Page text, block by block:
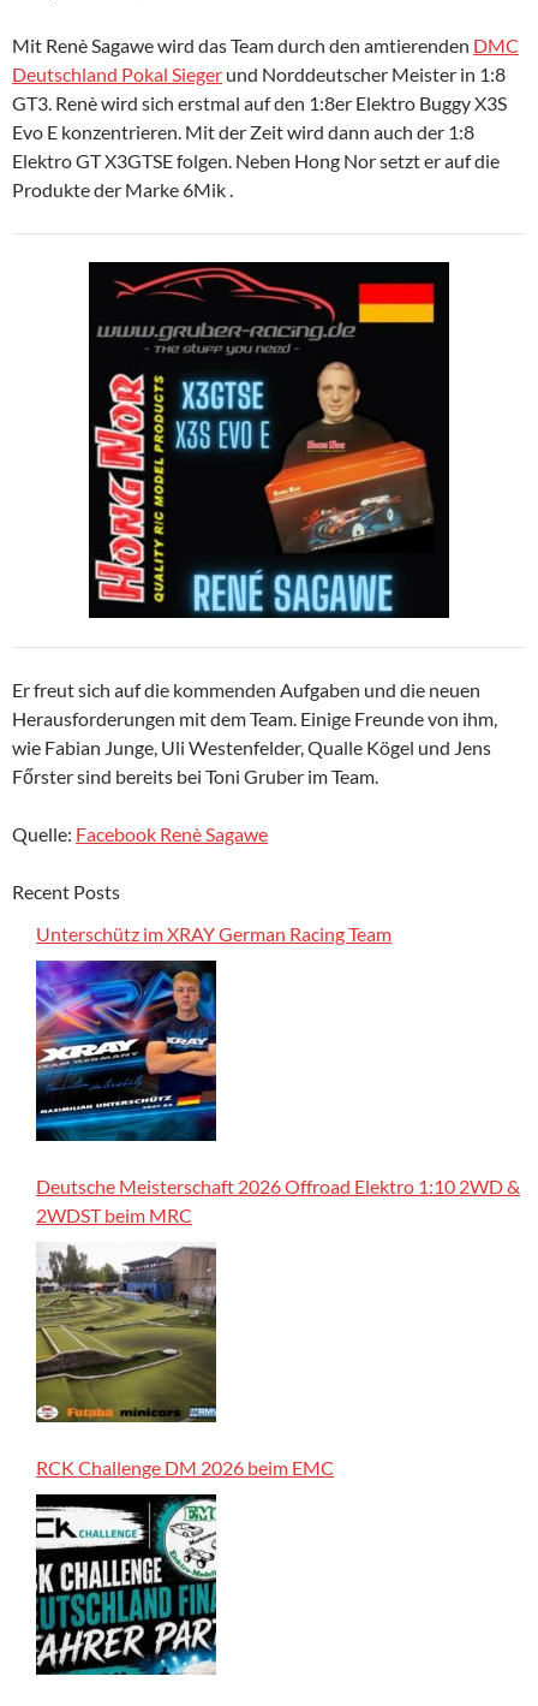
Mit Renè Sagawe wird das Team durch den amtierenden DMC
Deutschland Pokal Sieger und Norddeutscher Meister in 1:8
GT3. Renè wird sich erstmal auf den 1:8er Elektro Buggy X3S
Evo E konzentrieren. Mit der Zeit wird dann auch der 1:8
Elektro GT X3GTSE folgen. Neben Hong Nor setzt er auf die
Produkte der Marke 6Mik .
Er freut sich auf die kommenden Aufgaben und die neuen
Herausforderungen mit dem Team. Einige Freunde von ihm,
wie Fabian Junge, Uli Westenfelder, Qualle Kögel und Jens
Főrster sind bereits bei Toni Gruber im Team.
Quelle: Facebook Renè Sagawe
Recent Posts
Unterschütz im XRAY German Racing Team
Deutsche Meisterschaft 2026 Offroad Elektro 1:10 2WD &
2WDST beim MRC
RCK Challenge DM 2026 beim EMC